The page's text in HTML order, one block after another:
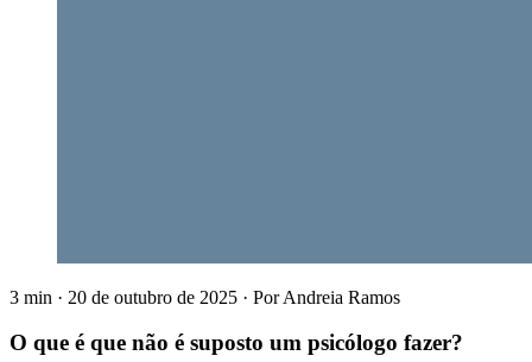
3 min · 20 de outubro de 2025 · PorAndreia Ramos
O que é que não é suposto um psicólogo fazer?